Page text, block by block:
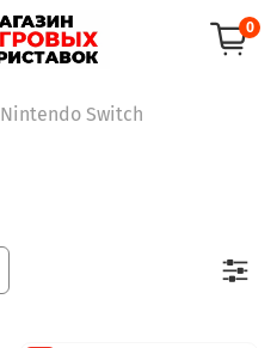
0
Nintendo Switch